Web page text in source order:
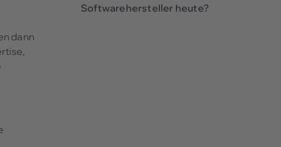
dann
Softwarehersteller heute?